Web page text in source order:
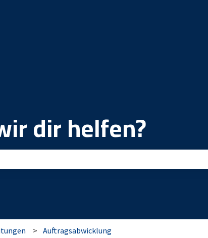
dir helfen?
Auftragsabwicklung